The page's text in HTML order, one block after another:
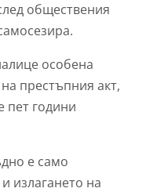
обществения
особена
престъпния акт,
пет години
е само
излагането на